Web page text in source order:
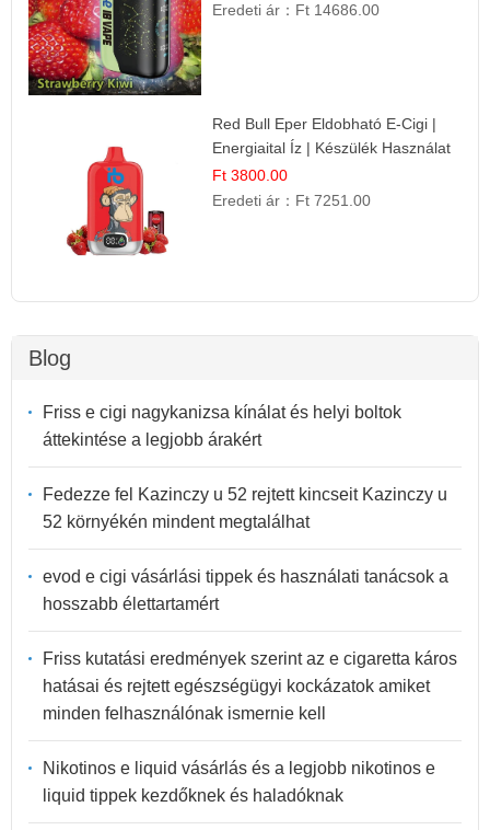
Eredeti ár： Ft 14686.00
Red Bull Eper Eldobható E-Cigi |
Energiaital Íz | Készülék Használat
Ft 3800.00
Eredeti ár： Ft 7251.00
Blog
Friss e cigi nagykanizsa kínálat és helyi boltok
áttekintése a legjobb árakért
Fedezze fel Kazinczy u 52 rejtett kincseit Kazinczy u
52 környékén mindent megtalálhat
evod e cigi vásárlási tippek és használati tanácsok a
hosszabb élettartamért
Friss kutatási eredmények szerint az e cigaretta káros
hatásai és rejtett egészségügyi kockázatok amiket
minden felhasználónak ismernie kell
Nikotinos e liquid vásárlás és a legjobb nikotinos e
liquid tippek kezdőknek és haladóknak